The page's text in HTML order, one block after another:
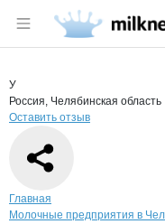
Раздел
Страница
Страница компании
Краткая
У
Россия, Челябинская область
Оставить отзыв
Навигация по
Главная
Молочные предприятия в